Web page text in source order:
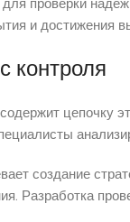
проверки
и достижения
контроля
цепочку
создание
Разработка